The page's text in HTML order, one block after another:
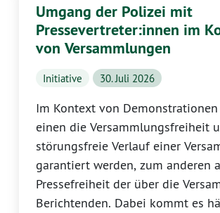
GRÜNE ist klar: Wer ökologische
ausbremst, schwächt Klima- und
Naturschutz und nimmt den
und Winzer:innen die nötige
Umgang der Polizei mit
Pressevertreter:innen im
von Versammlungen
Initiative 30. Juli 2026
Im Kontext von
einen die Versammlungsfreiheit
störungsfreie Verlauf einer
garantiert werden, zum anderen
Pressefreiheit der über die
Berichtenden. Dabei kommt es